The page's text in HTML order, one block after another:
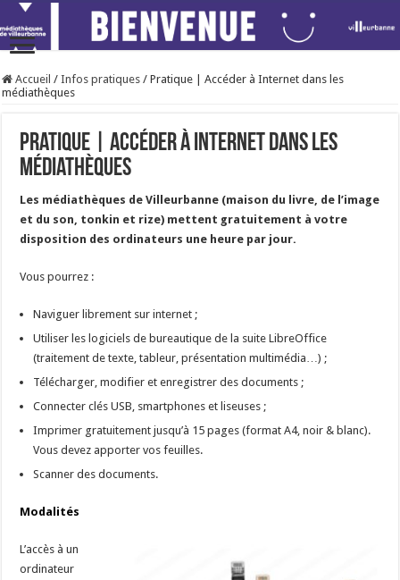
Accueil / Infos pratiques / Pratique | Accéder à Internet dans les
médiathèques
Pratique | Accéder à Internet dans les
médiathèques
Les médiathèques de Villeurbanne (maison du livre, de l’image
et du son, tonkin et rize) mettent gratuitement à votre
disposition des ordinateurs une heure par jour.
Vous pourrez :
Naviguer librement sur internet ;
Utiliser les logiciels de bureautique de la suite LibreOffice
(traitement de texte, tableur, présentation multimédia…) ;
Télécharger, modifier et enregistrer des documents ;
Connecter clés USB, smartphones et liseuses ;
Imprimer gratuitement jusqu’à 15 pages (format A4, noir & blanc).
Vous devez apporter vos feuilles.
Scanner des documents.
Modalités
L’accès à un
ordinateur